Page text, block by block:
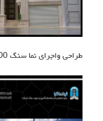
طراحی واجرای نما سنگ 1500متر مربع – پروژه آقای گلی